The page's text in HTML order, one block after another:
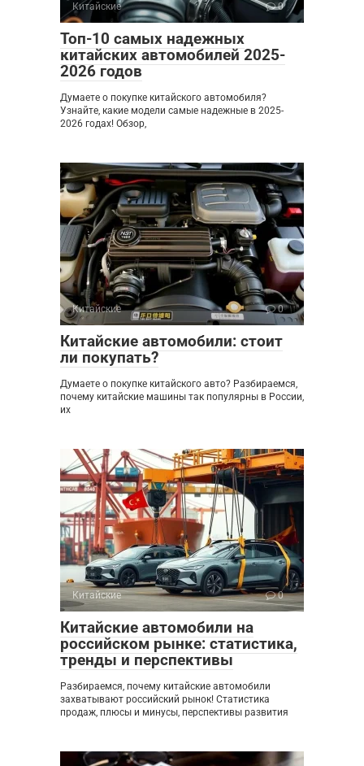
Китайские 0
Топ-10 самых надежных
китайских автомобилей 2025-
2026 годов
Думаете о покупке китайского автомобиля?
Узнайте, какие модели самые надежные в 2025-
2026 годах! Обзор,
Китайские 0
Китайские автомобили: стоит
ли покупать?
Думаете о покупке китайского авто? Разбираемся,
почему китайские машины так популярны в России,
их
Китайские 0
Китайские автомобили на
российском рынке: статистика,
тренды и перспективы
Разбираемся, почему китайские автомобили
захватывают российский рынок! Статистика
продаж, плюсы и минусы, перспективы развития